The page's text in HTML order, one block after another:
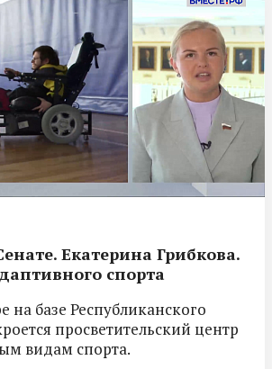
Екатерина Грибкова.
спорта
на базе Республиканского
просветительский центр
видам спорта.